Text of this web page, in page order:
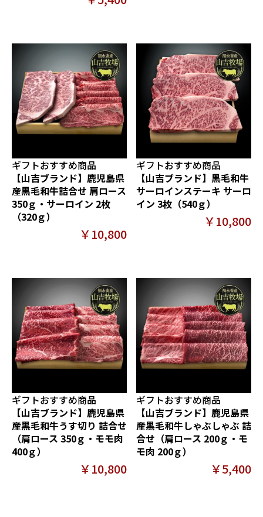
ギフトおすすめ商品
【山吉ブランド】鹿児島県
産黒毛和牛詰合せ 肩ロース
350ｇ・サーロイン 2枚
（320ｇ）
￥10,800
ギフトおすすめ商品
【山吉ブランド】黒毛和牛
サーロインステーキ サーロ
イン 3枚（540ｇ）
￥10,800
ギフトおすすめ商品
【山吉ブランド】鹿児島県
産黒毛和牛うす切り 詰合せ
（肩ロース 350ｇ・モモ肉
400ｇ）
￥10,800
ギフトおすすめ商品
【山吉ブランド】鹿児島県
産黒毛和牛しゃぶしゃぶ 詰
合せ（肩ロース 200ｇ・モ
モ肉 200ｇ）
￥5,400